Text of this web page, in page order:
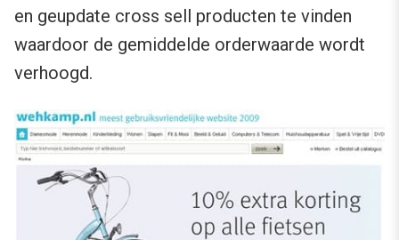
en geupdate cross sell producten te vinden
waardoor de gemiddelde orderwaarde wordt
verhoogd.